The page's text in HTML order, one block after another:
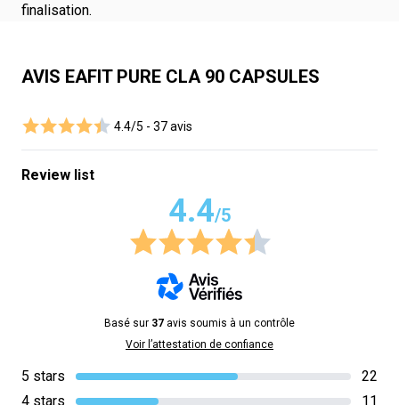
finalisation.
AVIS EAFIT PURE CLA 90 CAPSULES
4.4/5 - 37 avis
Review list
4.4/5
Basé sur 37 avis soumis à un contrôle
Voir l’attestation de confiance
5 stars
22
4 stars
11